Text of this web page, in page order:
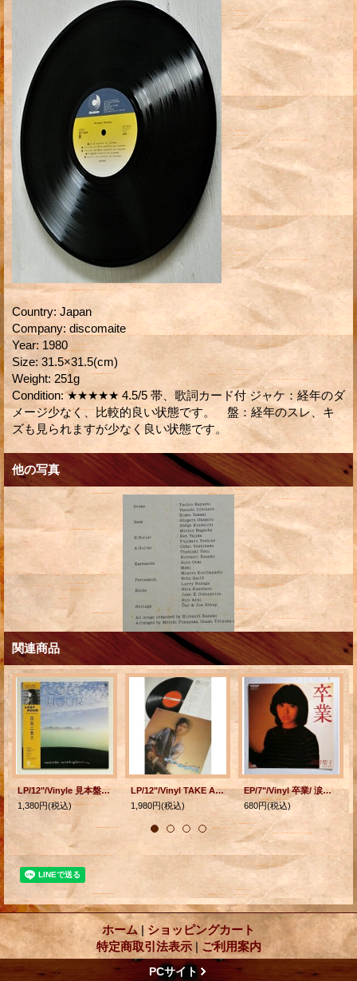
Country: Japan
Company: discomaite
Year: 1980
Size: 31.5×31.5(cm)
Weight: 251g
Condition: ★★★★★ 4.5/5 帯、歌詞カード付 ジャケ：経年のダ
メージ少なく、比較的良い状態です。 盤：経年のスレ、キ
ズも見られますが少なく良い状態です。
他の写真
関連商品
LP/12"/Vinyle 見本盤 ” LOST HOUR ” 西島三重子 (1981) Continental 帯/歌詞カード付
1,380円(税込)
LP/12"/Vinyl TAKE A SONG テイク・ア・ソング MATSUBARA 松原正樹 (1979) Victor
1,980円(税込)
EP/7"/Vinyl 卒業/ 涙はつばさに 沢田聖子 (1982) PANAM
680円(税込)
ホーム | ショッピングカート
特定商取引法表示 | ご利用案内
PCサイト